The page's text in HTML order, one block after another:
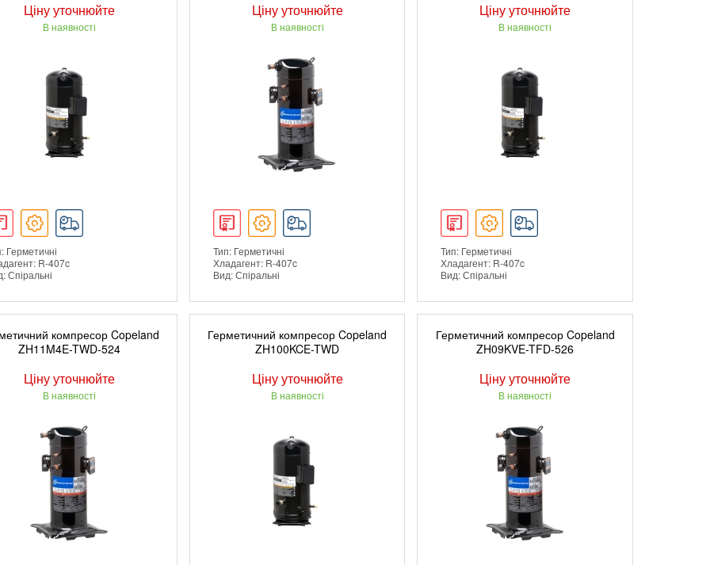
Ціну уточнюйте
В наявності
Герметичні
R-407c
Спіральні
ДЕТАЛЬНІШЕ
Ціну уточнюйте
В наявності
Тип: Герметичні
Хладагент: R-407c
Вид: Спіральні
ДЕТАЛЬНІШЕ
Ціну уточнюйте
В наявності
Тип: Герметичні
Хладагент: R-407c
Вид: Спіральні
ДЕТАЛЬНІШЕ
компресор Copeland
ZH11M4E-TWD-524
Ціну уточнюйте
В наявності
Герметичний компресор Copeland
ZH100KCE-TWD
Ціну уточнюйте
В наявності
Герметичний компресор Copeland
ZH09KVE-TFD-526
Ціну уточнюйте
В наявності